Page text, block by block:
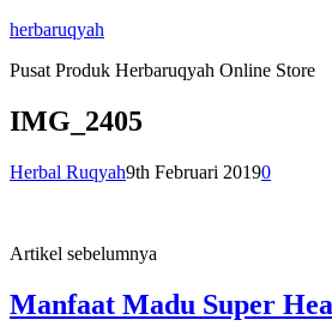
herbaruqyah
Pusat Produk Herbaruqyah Online Store
IMG_2405
Herbal Ruqyah9th Februari 20190
Artikel sebelumnya
Manfaat Madu Super